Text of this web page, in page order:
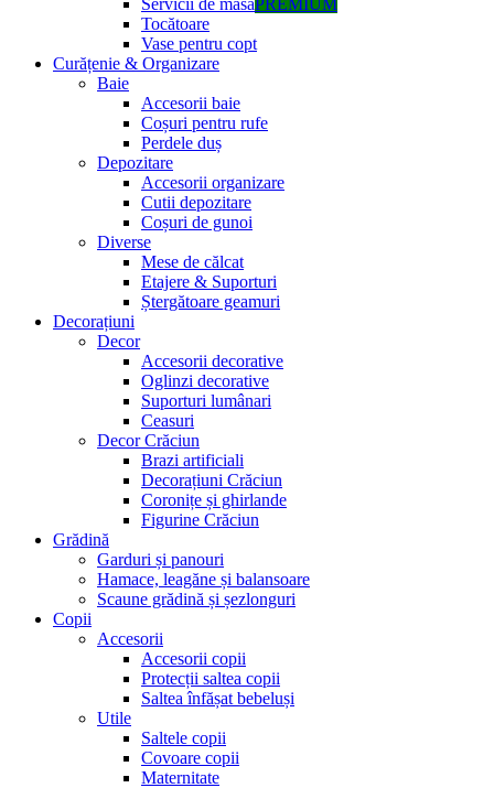
Servicii de masăPREMIUM
Tocătoare
Vase pentru copt
Curățenie & Organizare
Baie
Accesorii baie
Coșuri pentru rufe
Perdele duș
Depozitare
Accesorii organizare
Cutii depozitare
Coșuri de gunoi
Diverse
Mese de călcat
Etajere & Suporturi
Ștergătoare geamuri
Decorațiuni
Decor
Accesorii decorative
Oglinzi decorative
Suporturi lumânari
Ceasuri
Decor Crăciun
Brazi artificiali
Decorațiuni Crăciun
Coronițe și ghirlande
Figurine Crăciun
Grădină
Garduri și panouri
Hamace, leagăne și balansoare
Scaune grădină și șezlonguri
Copii
Accesorii
Accesorii copii
Protecții saltea copii
Saltea înfășat bebeluși
Utile
Saltele copii
Covoare copii
Maternitate